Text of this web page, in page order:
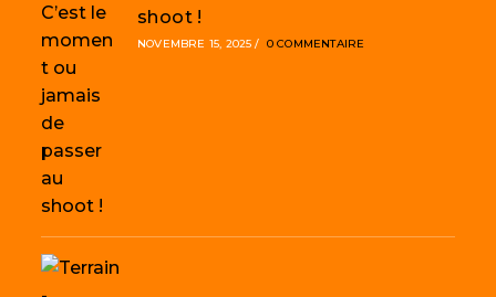
shoot !
NOVEMBRE 15, 2025 / 0 COMMENTAIRE